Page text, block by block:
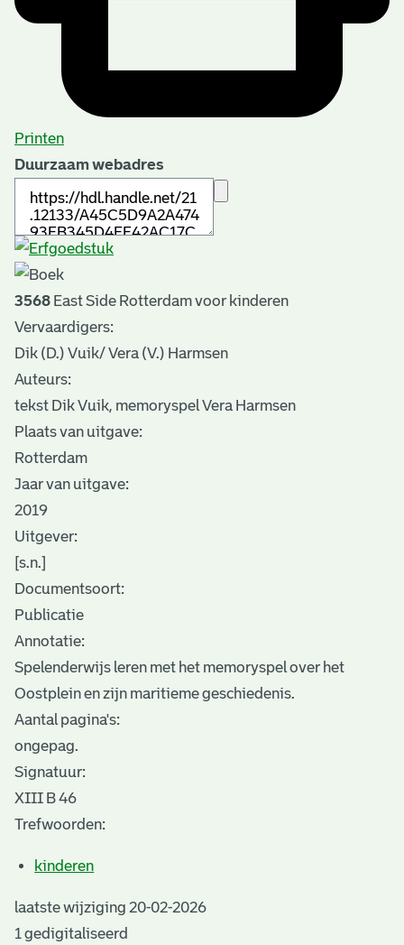
Printen
Duurzaam webadres
3568 East Side Rotterdam voor kinderen
Vervaardigers:
Dik (D.) Vuik/ Vera (V.) Harmsen
Auteurs:
tekst Dik Vuik, memoryspel Vera Harmsen
Plaats van uitgave:
Rotterdam
Jaar van uitgave:
2019
Uitgever:
[s.n.]
Documentsoort:
Publicatie
Annotatie:
Spelenderwijs leren met het memoryspel over het
Oostplein en zijn maritieme geschiedenis.
Aantal pagina's:
ongepag.
Signatuur:
XIII B 46
Trefwoorden:
kinderen
laatste wijziging 20-02-2026
1 gedigitaliseerd